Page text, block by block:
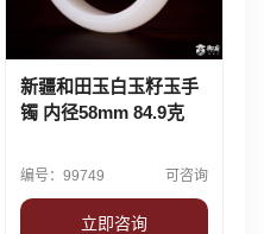
新疆和田玉白玉籽玉手
镯 内径58mm 84.9克
编号：99749 可咨询
立即咨询